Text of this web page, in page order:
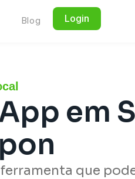
Login
Blog
em
que